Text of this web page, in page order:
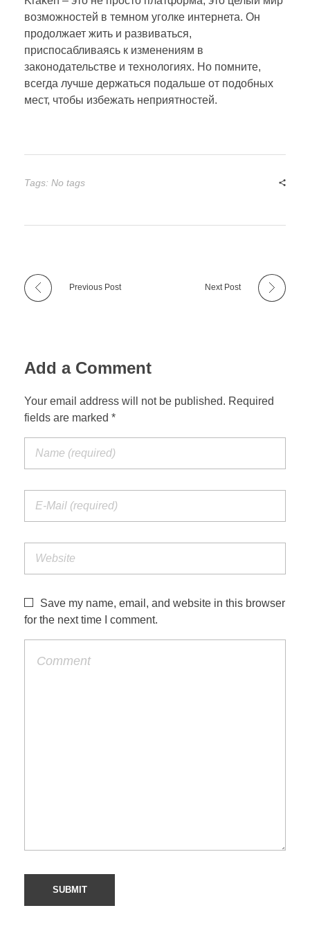
возможностей в темном уголке интернета. Он
продолжает жить и развиваться,
приспосабливаясь к изменениям в
законодательстве и технологиях. Но помните,
всегда лучше держаться подальше от подобных
мест, чтобы избежать неприятностей.
Tags: No tags
Previous Post Next Post
Add a Comment
Your email address will not be published. Required
fields are marked *
Save my name, email, and website in this browser
for the next time I comment.